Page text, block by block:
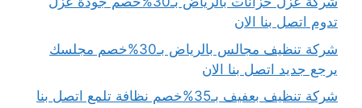
تدوم اتصل بنا الان
شركة تنظيف مجالس بالرياض بـ30%خصم مجلسك
يرجع جديد اتصل بنا الان
شركة تنظيف بعفيف بـ35%خصم نظافة تلمع اتصل بنا